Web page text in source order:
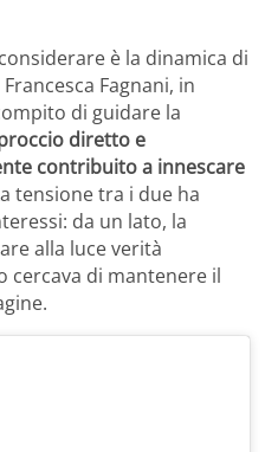
è la dinamica di
Fagnani, in
di guidare la
diretto e
contribuito a innescare
tensione tra i due ha
da un lato, la
alla luce verità
cercava di mantenere il